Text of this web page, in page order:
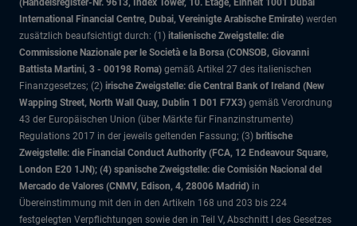
(Handelsregister-Nr. 9613, Index Tower, 10. Etage, Einheit 1001 Dubai
International Financial Centre, Dubai, Vereinigte Arabische Emirate) werden
zusätzlich beaufsichtigt durch: (1) italienische Zweigstelle: die
Commissione Nazionale per le Società e la Borsa (CONSOB, Giovanni
Battista Martini, 3 - 00198 Roma) gemäß Artikel 27 des italienischen
Finanzgesetzes; (2) irische Zweigstelle: die Central Bank of Ireland (New
Wapping Street, North Wall Quay, Dublin 1 D01 F7X3) gemäß Verordnung
43 der Europäischen Union (über Märkte für Finanzinstrumente)
Regulations 2017 in der jeweils geltenden Fassung; (3) britische
Zweigstelle: die Financial Conduct Authority (FCA, 12 Endeavour Square,
London E20 1JN); (4) spanische Zweigstelle: die Comisión Nacional del
Mercado de Valores (CNMV, Edison, 4, 28006 Madrid) in
Übereinstimmung mit den in den Artikeln 168 und 203 bis 224
festgelegten Verpflichtungen sowie den in Teil V, Abschnitt I des Gesetzes